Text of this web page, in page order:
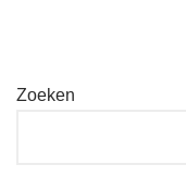
Zoeken